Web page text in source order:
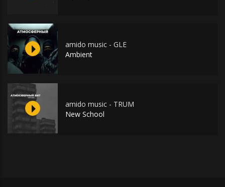
amido music - GLE
Ambient
amido music - TRUM
New School